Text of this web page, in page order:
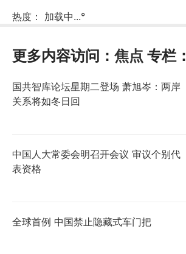
热度： 加载中...°
更多内容访问： 焦点 专栏：
国共智库论坛星期二登场 萧旭岑：两岸
关系将如冬日回
中国人大常委会明召开会议 审议个别代
表资格
全球首例 中国禁止隐藏式车门把